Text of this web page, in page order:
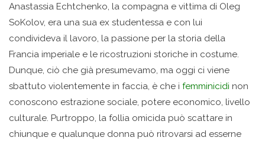
Anastassia Echtchenko, la compagna e vittima di Oleg
SoKolov, era una sua ex studentessa e con lui
condivideva il lavoro, la passione per la storia della
Francia imperiale e le ricostruzioni storiche in costume.
Dunque, ciò che già presumevamo, ma oggi ci viene
sbattuto violentemente in faccia, è che i femminicidi non
conoscono estrazione sociale, potere economico, livello
culturale. Purtroppo, la follia omicida può scattare in
chiunque e qualunque donna può ritrovarsi ad esserne